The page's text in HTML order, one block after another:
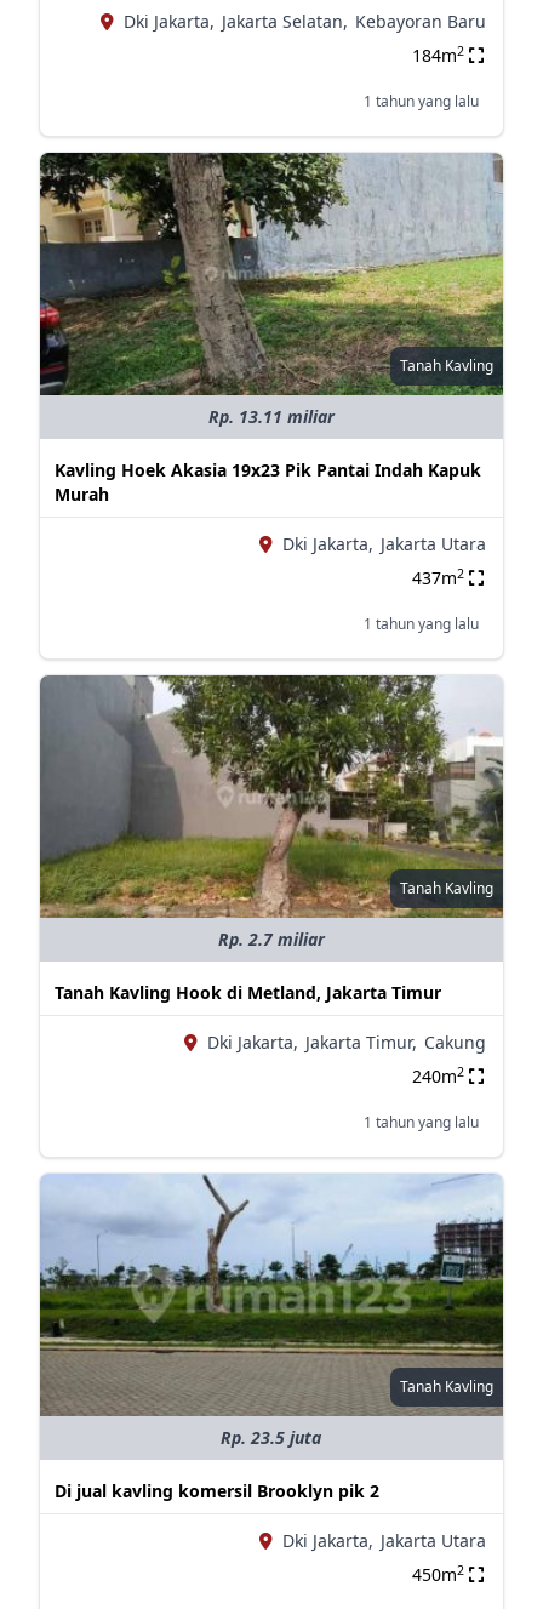
Dki Jakarta, Jakarta Selatan, Kebayoran Baru
184m2
1 tahun yang lalu
Tanah Kavling
Rp. 13.11 miliar
Kavling Hoek Akasia 19x23 Pik Pantai Indah Kapuk
Murah
Dki Jakarta, Jakarta Utara
437m2
1 tahun yang lalu
Tanah Kavling
Rp. 2.7 miliar
Tanah Kavling Hook di Metland, Jakarta Timur
Dki Jakarta, Jakarta Timur, Cakung
240m2
1 tahun yang lalu
Tanah Kavling
Rp. 23.5 juta
Di jual kavling komersil Brooklyn pik 2
Dki Jakarta, Jakarta Utara
450m2